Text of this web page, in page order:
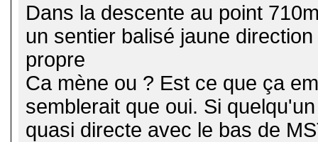
Dans la descente au point
un sentier balisé jaune
propre
Ca mène ou ? Est ce que ça
semblerait que oui. Si
quasi directe avec le bas de